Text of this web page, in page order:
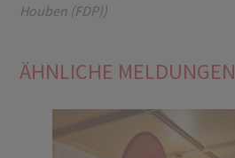
Houben (FDP))
ÄHNLICHE MELDUNGEN